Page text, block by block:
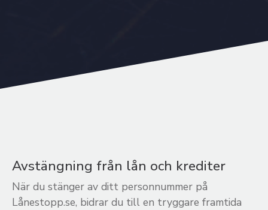
Avstängning från lån och krediter
När du stänger av ditt personnummer på
Lånestopp.se, bidrar du till en tryggare framtida